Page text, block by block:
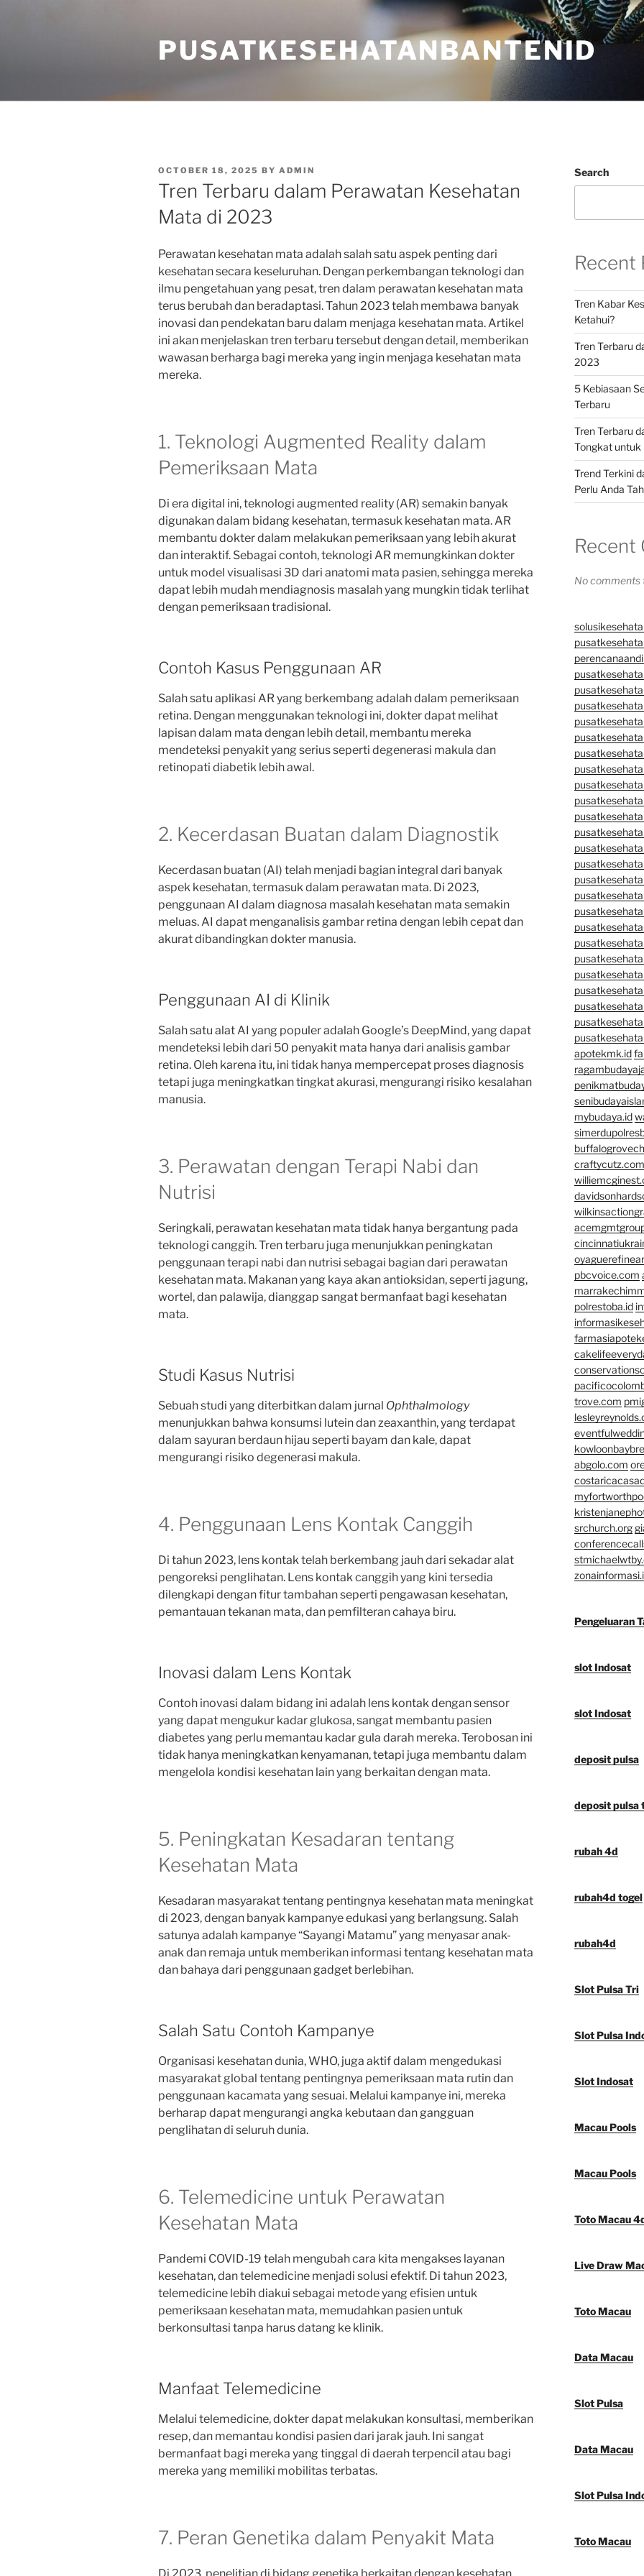
PUSATKESEHATANBANTENID
POSTED
ON
OCTOBER 18, 2025 BY ADMIN
Tren Terbaru dalam Perawatan Kesehatan
Mata di 2023
Perawatan kesehatan mata adalah salah satu aspek penting dari
kesehatan secara keseluruhan. Dengan perkembangan teknologi dan
ilmu pengetahuan yang pesat, tren dalam perawatan kesehatan mata
terus berubah dan beradaptasi. Tahun 2023 telah membawa banyak
inovasi dan pendekatan baru dalam menjaga kesehatan mata. Artikel
ini akan menjelaskan tren terbaru tersebut dengan detail, memberikan
wawasan berharga bagi mereka yang ingin menjaga kesehatan mata
mereka.
1. Teknologi Augmented Reality dalam
Pemeriksaan Mata
Di era digital ini, teknologi augmented reality (AR) semakin banyak
digunakan dalam bidang kesehatan, termasuk kesehatan mata. AR
membantu dokter dalam melakukan pemeriksaan yang lebih akurat
dan interaktif. Sebagai contoh, teknologi AR memungkinkan dokter
untuk model visualisasi 3D dari anatomi mata pasien, sehingga mereka
dapat lebih mudah mendiagnosis masalah yang mungkin tidak terlihat
dengan pemeriksaan tradisional.
Contoh Kasus Penggunaan AR
Salah satu aplikasi AR yang berkembang adalah dalam pemeriksaan
retina. Dengan menggunakan teknologi ini, dokter dapat melihat
lapisan dalam mata dengan lebih detail, membantu mereka
mendeteksi penyakit yang serius seperti degenerasi makula dan
retinopati diabetik lebih awal.
2. Kecerdasan Buatan dalam Diagnostik
Kecerdasan buatan (AI) telah menjadi bagian integral dari banyak
aspek kesehatan, termasuk dalam perawatan mata. Di 2023,
penggunaan AI dalam diagnosa masalah kesehatan mata semakin
meluas. AI dapat menganalisis gambar retina dengan lebih cepat dan
akurat dibandingkan dokter manusia.
Penggunaan AI di Klinik
Salah satu alat AI yang populer adalah Google’s DeepMind, yang dapat
mendeteksi lebih dari 50 penyakit mata hanya dari analisis gambar
retina. Oleh karena itu, ini tidak hanya mempercepat proses diagnosis
tetapi juga meningkatkan tingkat akurasi, mengurangi risiko kesalahan
manusia.
3. Perawatan dengan Terapi Nabi dan
Nutrisi
Seringkali, perawatan kesehatan mata tidak hanya bergantung pada
teknologi canggih. Tren terbaru juga menunjukkan peningkatan
penggunaan terapi nabi dan nutrisi sebagai bagian dari perawatan
kesehatan mata. Makanan yang kaya akan antioksidan, seperti jagung,
wortel, dan palawija, dianggap sangat bermanfaat bagi kesehatan
mata.
Studi Kasus Nutrisi
Sebuah studi yang diterbitkan dalam jurnal Ophthalmology
menunjukkan bahwa konsumsi lutein dan zeaxanthin, yang terdapat
dalam sayuran berdaun hijau seperti bayam dan kale, dapat
mengurangi risiko degenerasi makula.
4. Penggunaan Lens Kontak Canggih
Di tahun 2023, lens kontak telah berkembang jauh dari sekadar alat
pengoreksi penglihatan. Lens kontak canggih yang kini tersedia
dilengkapi dengan fitur tambahan seperti pengawasan kesehatan,
pemantauan tekanan mata, dan pemfilteran cahaya biru.
Inovasi dalam Lens Kontak
Contoh inovasi dalam bidang ini adalah lens kontak dengan sensor
yang dapat mengukur kadar glukosa, sangat membantu pasien
diabetes yang perlu memantau kadar gula darah mereka. Terobosan ini
tidak hanya meningkatkan kenyamanan, tetapi juga membantu dalam
mengelola kondisi kesehatan lain yang berkaitan dengan mata.
5. Peningkatan Kesadaran tentang
Kesehatan Mata
Kesadaran masyarakat tentang pentingnya kesehatan mata meningkat
di 2023, dengan banyak kampanye edukasi yang berlangsung. Salah
satunya adalah kampanye “Sayangi Matamu” yang menyasar anak-
anak dan remaja untuk memberikan informasi tentang kesehatan mata
dan bahaya dari penggunaan gadget berlebihan.
Salah Satu Contoh Kampanye
Organisasi kesehatan dunia, WHO, juga aktif dalam mengedukasi
masyarakat global tentang pentingnya pemeriksaan mata rutin dan
penggunaan kacamata yang sesuai. Melalui kampanye ini, mereka
berharap dapat mengurangi angka kebutaan dan gangguan
penglihatan di seluruh dunia.
6. Telemedicine untuk Perawatan
Kesehatan Mata
Pandemi COVID-19 telah mengubah cara kita mengakses layanan
kesehatan, dan telemedicine menjadi solusi efektif. Di tahun 2023,
telemedicine lebih diakui sebagai metode yang efisien untuk
pemeriksaan kesehatan mata, memudahkan pasien untuk
berkonsultasi tanpa harus datang ke klinik.
Manfaat Telemedicine
Melalui telemedicine, dokter dapat melakukan konsultasi, memberikan
resep, dan memantau kondisi pasien dari jarak jauh. Ini sangat
bermanfaat bagi mereka yang tinggal di daerah terpencil atau bagi
mereka yang memiliki mobilitas terbatas.
7. Peran Genetika dalam Penyakit Mata
Search
Recent
Tren Kabar
Ketahui?
Tren Terbaru
2023
5 Kebiasaan
Terbaru
Tren Terbaru
Tongkat untuk
Trend Terkini
Perlu Anda
Recent
No comments
apotekmk.id
mybudaya.id
craftycutz.com
pbcvoice.com
polrestoba.id
trove.com
abgolo.com
srchurch.org
Pengeluaran
slot Indosat
slot Indosat
deposit pulsa
deposit pulsa
rubah 4d
rubah4d togel
rubah4d
Slot Pulsa Tri
Slot Pulsa
Slot Indosat
Macau Pools
Macau Pools
Toto Macau
Live Draw
Toto Macau
Data Macau
Slot Pulsa
Data Macau
Slot Pulsa
Toto Macau